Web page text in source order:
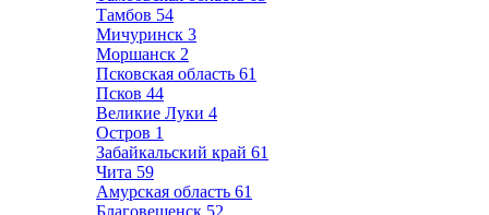
Тамбов 54
Мичуринск 3
Моршанск 2
Псковская область 61
Псков 44
Великие Луки 4
Остров 1
Забайкальский край 61
Чита 59
Амурская область 61
Благовещенск 52